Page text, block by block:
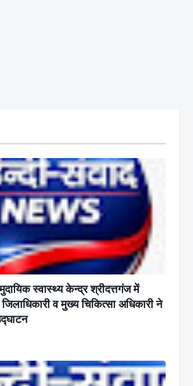
स्वास्थ्य केन्द्र श्रीदत्तगंज में
व मुख्य चिकित्सा अधिकारी ने